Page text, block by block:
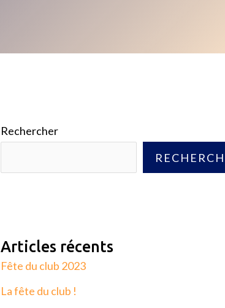
Rechercher
Articles récents
Fête du club 2023
La fête du club !